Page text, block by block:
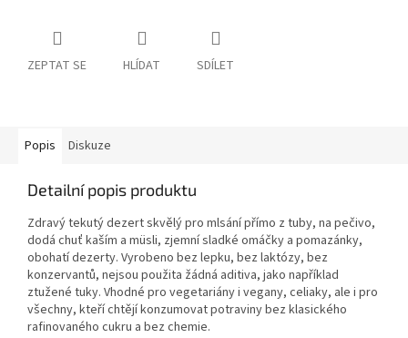
ZEPTAT SE HLÍDAT SDÍLET
Popis Diskuze
Detailní popis produktu
Zdravý tekutý dezert skvělý pro mlsání přímo z tuby, na pečivo,
dodá chuť kaším a müsli, zjemní sladké omáčky a pomazánky,
obohatí dezerty. Vyrobeno bez lepku, bez laktózy, bez
konzervantů, nejsou použita žádná aditiva, jako například
ztužené tuky. Vhodné pro vegetariány i vegany, celiaky, ale i pro
všechny, kteří chtějí konzumovat potraviny bez klasického
rafinovaného cukru a bez chemie.